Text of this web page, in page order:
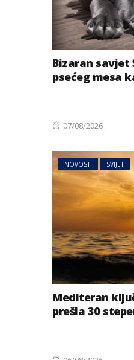
Bizaran savjet
psećeg mesa
Posted
07/08/2026
NOVOSTI SVIJET
Mediteran
prešla 30